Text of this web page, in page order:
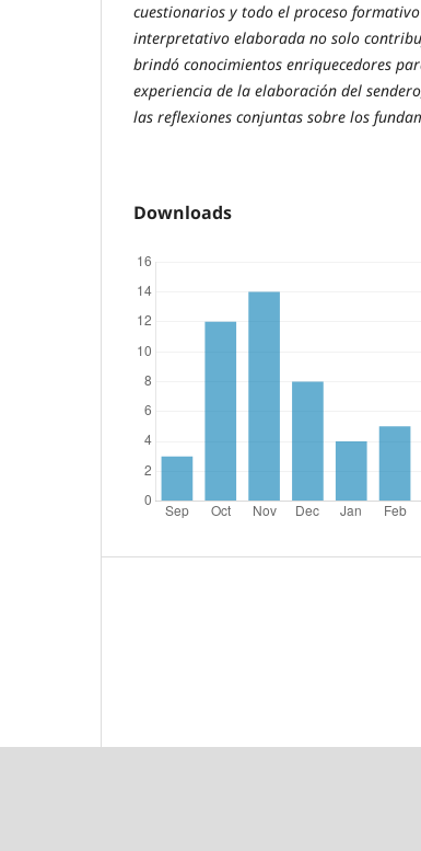
cuestionarios y todo el proceso
interpretativo elaborada no solo
brindó conocimientos enriquecedores
experiencia de la elaboración del
las reflexiones conjuntas sobre los
Downloads